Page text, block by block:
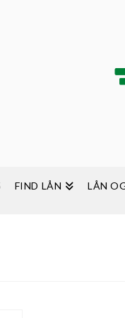
FIND LÅN LÅN